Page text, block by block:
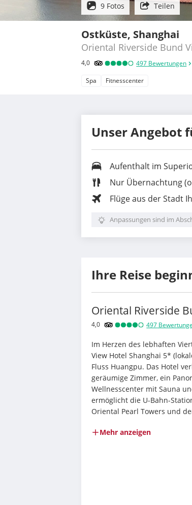
9 Fotos Teilen
Ostküste, Shanghai
Oriental Riverside Bund
4,0 497 Bewertungen
Spa Fitnesscenter
Unser Angebot
Aufenthalt im
Nur Übernachtung
Flüge aus der Stadt
Anpassungen sind im
Ihre Reise
Oriental Riverside
4,0 497
Im Herzen des lebhaften
View Hotel Shanghai 5*
Fluss Huangpu. Das Hotel
geräumige Zimmer, ein
Wellnesscenter mit Sauna
ermöglicht die U-Bahn-
Oriental Pearl Towers und
Mehr anzeigen